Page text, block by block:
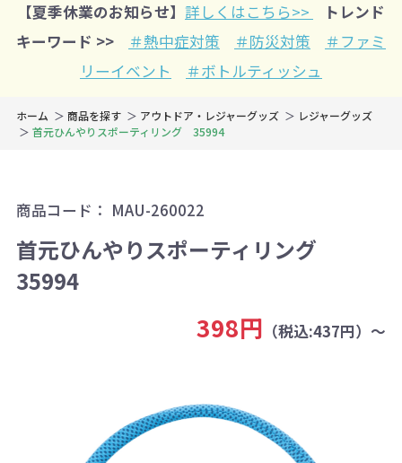
【夏季休業のお知らせ】 詳しくはこちら>>
トレンド
キーワード >>
＃熱中症対策 ＃防災対策
＃ファミ
リーイベント
＃ボトルティッシュ
ホーム 商品を探す アウトドア・レジャーグッズ
レジャーグッズ
首元ひんやりスポーティリング 35994
商品コード： MAU-260022
首元ひんやりスポーティリング
35994
398円 （税込:437円）～